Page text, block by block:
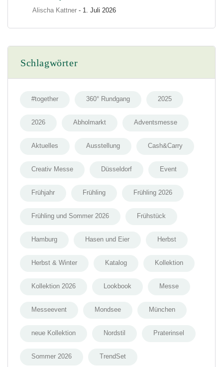
Alischa Kattner - 1. Juli 2026
Schlagwörter
#together 360° Rundgang 2025
2026 Abholmarkt Adventsmesse
Aktuelles Ausstellung Cash&Carry
Creativ Messe Düsseldorf Event
Frühjahr Frühling Frühling 2026
Frühling und Sommer 2026 Frühstück
Hamburg Hasen und Eier Herbst
Herbst & Winter Katalog Kollektion
Kollektion 2026 Lookbook Messe
Messeevent Mondsee München
neue Kollektion Nordstil Praterinsel
Sommer 2026 TrendSet